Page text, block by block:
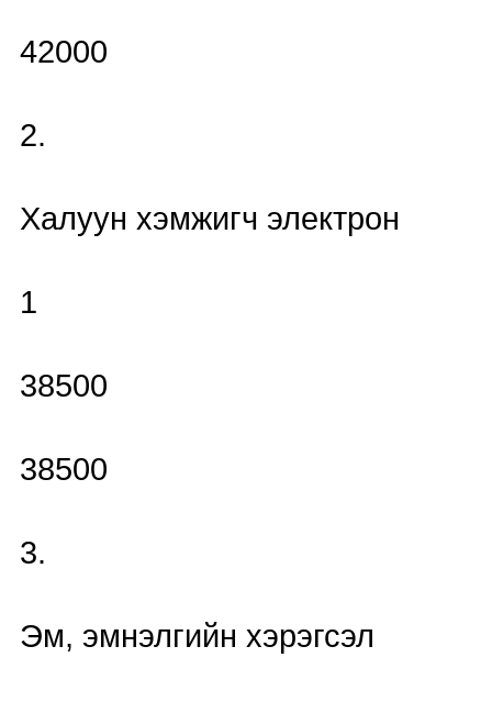
42000
2.
Халуун хэмжигч электрон
1
38500
38500
3.
Эм, эмнэлгийн хэрэгсэл